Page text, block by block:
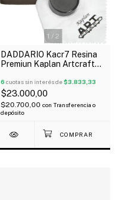
1 / 2
DADDARIO Kacr7 Resina
Premiun Kaplan Artcraft
6 cuotas sin interés de$3.833,33
$23.000,00
$20.700,00 con Transferencia o
depósito